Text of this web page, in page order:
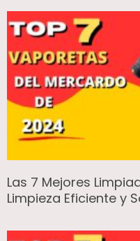
Las 7 Mejores
Limpieza Eficiente y